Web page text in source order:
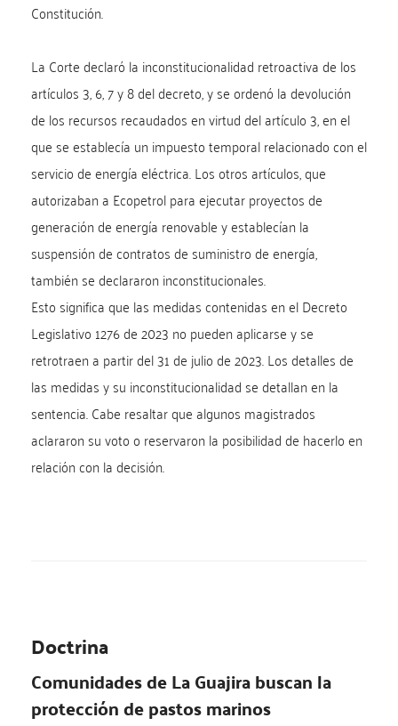
Constitución.
La Corte declaró la inconstitucionalidad retroactiva de los
artículos 3, 6, 7 y 8 del decreto, y se ordenó la devolución
de los recursos recaudados en virtud del artículo 3, en el
que se establecía un impuesto temporal relacionado con el
servicio de energía eléctrica. Los otros artículos, que
autorizaban a Ecopetrol para ejecutar proyectos de
generación de energía renovable y establecían la
suspensión de contratos de suministro de energía,
también se declararon inconstitucionales.
Esto significa que las medidas contenidas en el Decreto
Legislativo 1276 de 2023 no pueden aplicarse y se
retrotraen a partir del 31 de julio de 2023. Los detalles de
las medidas y su inconstitucionalidad se detallan en la
sentencia. Cabe resaltar que algunos magistrados
aclararon su voto o reservaron la posibilidad de hacerlo en
relación con la decisión.
Doctrina
Comunidades de La Guajira buscan la
protección de pastos marinos